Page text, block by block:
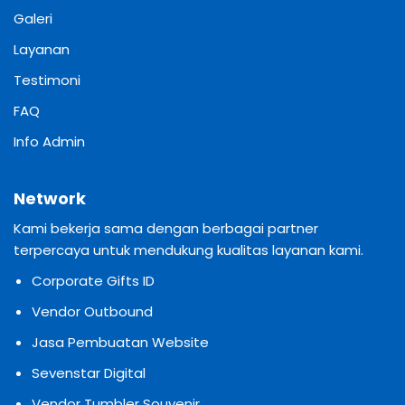
Galeri
Layanan
Testimoni
FAQ
Info Admin
Network
Kami bekerja sama dengan berbagai partner
terpercaya untuk mendukung kualitas layanan kami.
Corporate Gifts ID
Vendor Outbound
Jasa Pembuatan Website
Sevenstar Digital